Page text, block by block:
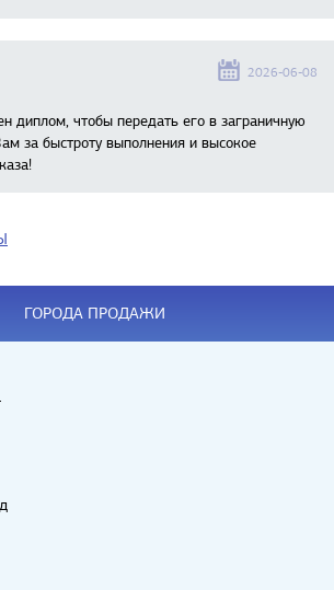
2026-06-08
диплом, чтобы передать его в заграничную
за быстроту выполнения и высокое
ГОРОДА ПРОДАЖИ